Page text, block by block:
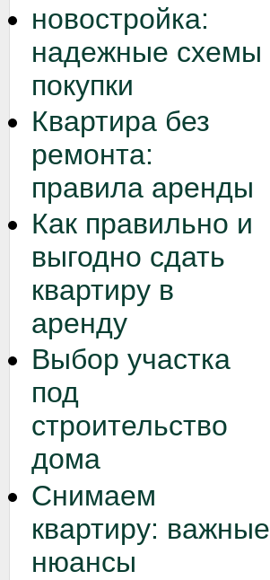
новостройка:
надежные схемы
покупки
Квартира без
ремонта:
правила аренды
Как правильно и
выгодно сдать
квартиру в
аренду
Выбор участка
под
строительство
дома
Снимаем
квартиру: важные
нюансы